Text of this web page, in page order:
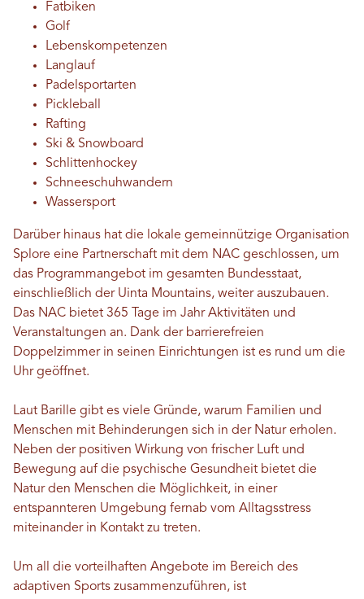
Fatbiken
Golf
Lebenskompetenzen
Langlauf
Padelsportarten
Pickleball
Rafting
Ski & Snowboard
Schlittenhockey
Schneeschuhwandern
Wassersport
Darüber hinaus hat die lokale gemeinnützige Organisation
Splore eine Partnerschaft mit dem NAC geschlossen, um
das Programmangebot im gesamten Bundesstaat,
einschließlich der Uinta Mountains, weiter auszubauen.
Das NAC bietet 365 Tage im Jahr Aktivitäten und
Veranstaltungen an. Dank der barrierefreien
Doppelzimmer in seinen Einrichtungen ist es rund um die
Uhr geöffnet.
Laut Barille gibt es viele Gründe, warum Familien und
Menschen mit Behinderungen sich in der Natur erholen.
Neben der positiven Wirkung von frischer Luft und
Bewegung auf die psychische Gesundheit bietet die
Natur den Menschen die Möglichkeit, in einer
entspannteren Umgebung fernab vom Alltagsstress
miteinander in Kontakt zu treten.
Um all die vorteilhaften Angebote im Bereich des
adaptiven Sports zusammenzuführen, ist